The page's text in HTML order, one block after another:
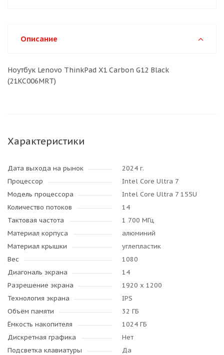
Описание
Ноутбук Lenovo ThinkPad X1 Carbon G12 Black
(21KC006MRT)
Характеристики
Дата выхода на рынок
2024 г.
Процессор
Intel Core Ultra 7
Модель процессора
Intel Core Ultra 7 155U
Количество потоков
14
Тактовая частота
1 700 МГц
Материал корпуса
алюминий
Материал крышки
углепластик
Вес
1080
Диагональ экрана
14
Разрешение экрана
1920 x 1200
Технология экрана
IPS
Объём памяти
32 ГБ
Ёмкость накопителя
1024 ГБ
Дискретная графика
Нет
Подсветка клавиатуры
Да